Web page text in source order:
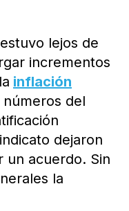
lejos de
incrementos
inflación
del
dejaron
un acuerdo. Sin
la